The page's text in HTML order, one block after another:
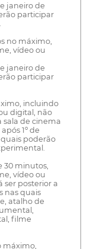
janeiro de
participar
no máximo,
vídeo ou
janeiro de
participar
incluindo
digital, não
de cinema
1º de
quais poderão
30 minutos,
vídeo ou
ser posterior a
nas quais
atalho de
filme
máximo,